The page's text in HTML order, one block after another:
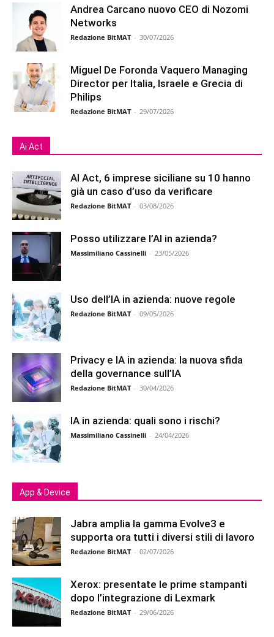
Andrea Carcano nuovo CEO di Nozomi
Networks
Redazione BitMAT - 30/07/2026
Miguel De Foronda Vaquero Managing
Director per Italia, Israele e Grecia di
Philips
Redazione BitMAT - 29/07/2026
Ai Act
AI Act, 6 imprese siciliane su 10 hanno
già un caso d’uso da verificare
Redazione BitMAT - 03/08/2026
Posso utilizzare l’AI in azienda?
Massimiliano Cassinelli - 23/05/2026
Uso dell’IA in azienda: nuove regole
Redazione BitMAT - 09/05/2026
Privacy e IA in azienda: la nuova sfida
della governance sull’IA
Redazione BitMAT - 30/04/2026
IA in azienda: quali sono i rischi?
Massimiliano Cassinelli - 24/04/2026
App & Device
Jabra amplia la gamma Evolve3 e
supporta ora tutti i diversi stili di lavoro
Redazione BitMAT - 02/07/2026
Xerox: presentate le prime stampanti
dopo l’integrazione di Lexmark
Redazione BitMAT - 29/06/2026